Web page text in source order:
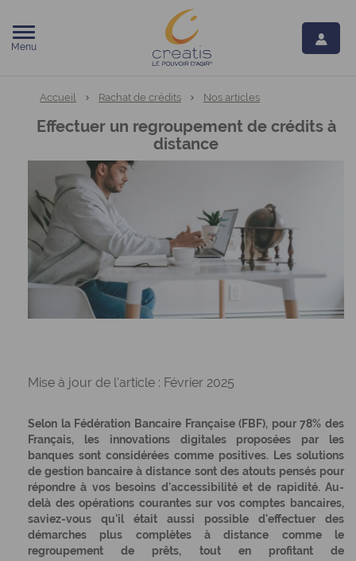
Menu
Vous êtes ici:
Accueil Rachat de crédits Nos articles
Effectuer un regroupement de crédits à
distance
Mise à jour de l'article : Février 2025
Selon la Fédération Bancaire Française (FBF), pour 78% des
Français, les innovations digitales proposées par les
banques sont considérées comme positives. Les solutions
de gestion bancaire à distance sont des atouts pensés pour
répondre à vos besoins d'accessibilité et de rapidité. Au-
delà des opérations courantes sur vos comptes bancaires,
saviez-vous qu'il était aussi possible d'effectuer des
démarches plus complètes à distance comme le
regroupement de prêts, tout en profitant de